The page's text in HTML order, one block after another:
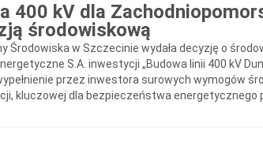
400 kV dla
środowiskową
Środowiska w Szczecinie wydała decyzję o
S.A. inwestycji „Budowa linii 400 kV
przez inwestora surowych wymogów
kluczowej dla bezpieczeństwa energetycznego